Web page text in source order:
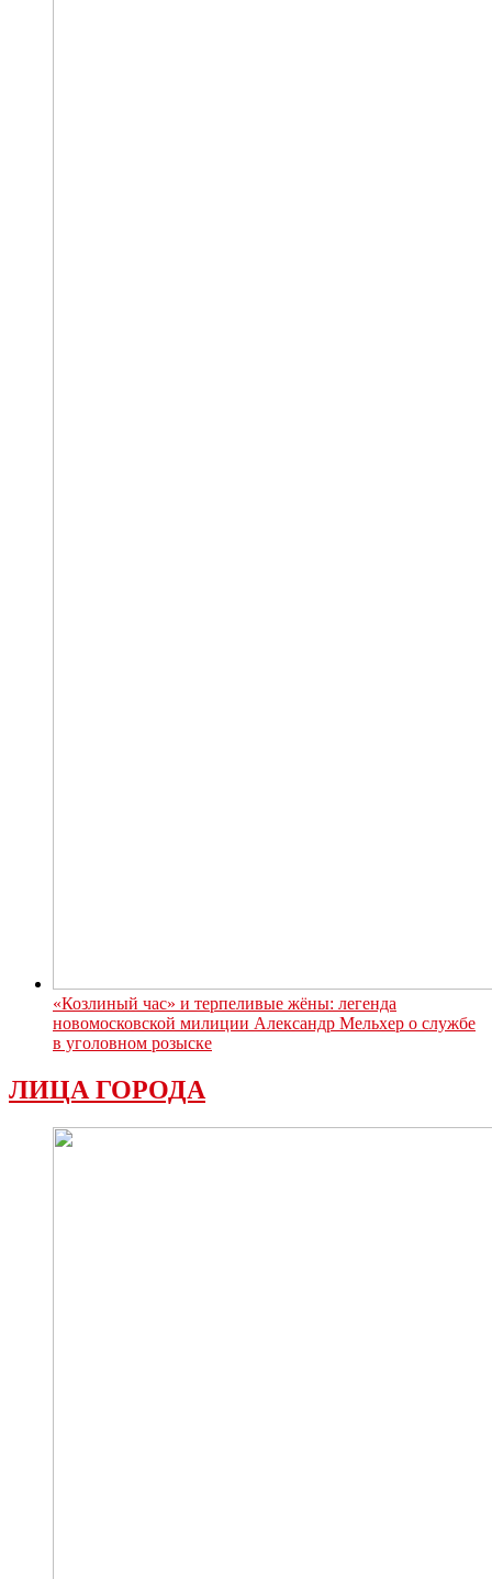
«Козлиный час» и терпеливые жёны: легенда
новомосковской милиции Александр Мельхер о службе
в уголовном розыске
ЛИЦА ГОРОДА